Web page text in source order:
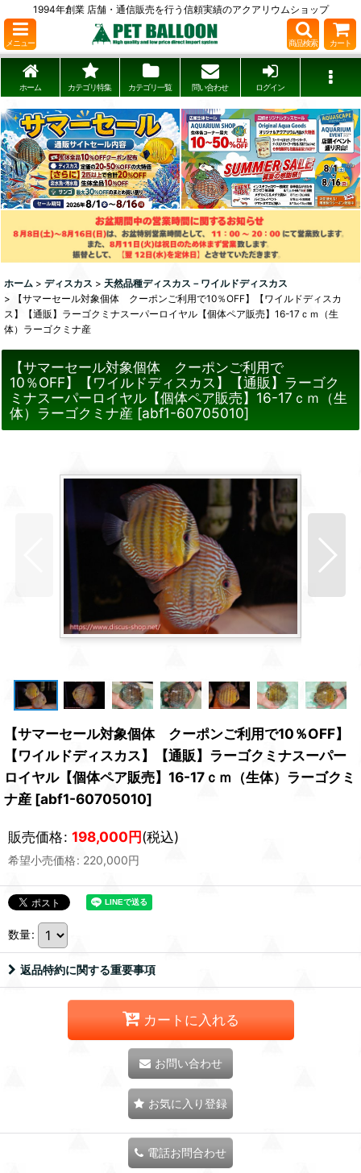
1994年創業 店舗・通信販売を行う信頼実績のアクアリウムショップ
メニュー 商品検索 カート
ホーム カテゴリ特集 カテゴリ一覧 問い合わせ ログイン
ホーム > ディスカス > 天然品種ディスカス－ワイルドディスカス
>
【サマーセール対象個体 クーポンご利用で10％OFF】【ワイルドディスカ
ス】【通販】ラーゴクミナスーパーロイヤル【個体ペア販売】16-17ｃｍ（生
体）ラーゴクミナ産
【サマーセール対象個体 クーポンご利用で
10％OFF】【ワイルドディスカス】【通販】ラーゴク
ミナスーパーロイヤル【個体ペア販売】16-17ｃｍ（生
体）ラーゴクミナ産 [abf1-60705010]
【サマーセール対象個体 クーポンご利用で10％OFF】
【ワイルドディスカス】【通販】ラーゴクミナスーパー
ロイヤル【個体ペア販売】16-17ｃｍ（生体）ラーゴクミ
ナ産 [abf1-60705010]
販売価格: 198,000円(税込)
希望小売価格: 220,000円
数量:
返品特約に関する重要事項
カートに入れる
お問い合わせ
お気に入り登録
電話お問合わせ